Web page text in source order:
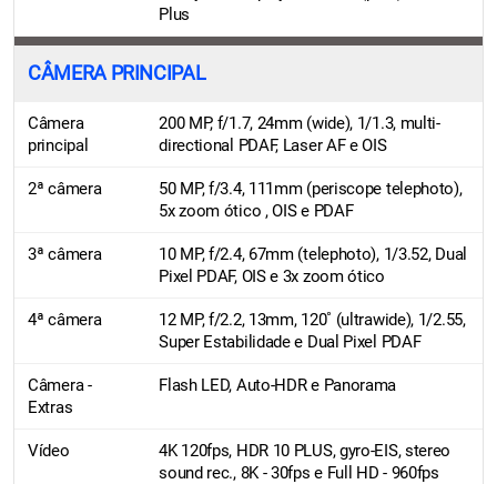
Plus
CÂMERA PRINCIPAL
Câmera
principal
200 MP, f/1.7, 24mm (wide), 1/1.3, multi-
directional PDAF, Laser AF e OIS
2ª câmera
50 MP, f/3.4, 111mm (periscope telephoto),
5x zoom ótico , OIS e PDAF
3ª câmera
10 MP, f/2.4, 67mm (telephoto), 1/3.52, Dual
Pixel PDAF, OIS e 3x zoom ótico
4ª câmera
12 MP, f/2.2, 13mm, 120˚ (ultrawide), 1/2.55,
Super Estabilidade e Dual Pixel PDAF
Câmera -
Extras
Flash LED, Auto-HDR e Panorama
Vídeo
4K 120fps, HDR 10 PLUS, gyro-EIS, stereo
sound rec., 8K - 30fps e Full HD - 960fps